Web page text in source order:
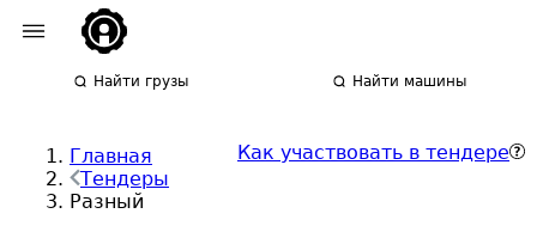
Найти грузы Найти машины
Главная
Тендеры
Разный
Как участвовать в тендере